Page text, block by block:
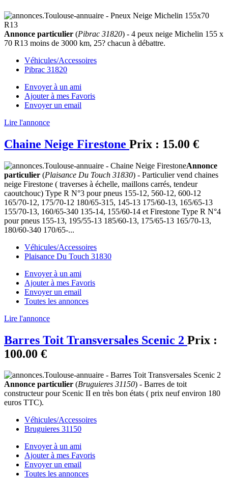
Annonce particulier (Pibrac 31820) - 4 peux neige Michelin 155 x
70 R13 moins de 3000 km, 25? chacun à débattre.
Véhicules/Accessoires
Pibrac 31820
Envoyer à un ami
Ajouter à mes Favoris
Envoyer un email
Lire l'annonce
Chaine Neige Firestone Prix : 15.00 €
Annonce
particulier (Plaisance Du Touch 31830) - Particulier vend chaines
neige Firestone ( traverses à échelle, maillons carrés, tendeur
caoutchouc) Type R N°3 pour pneus 155-12, 560-12, 600-12
165/70-12, 175/70-12 180/65-315, 145-13 175/60-13, 165/65-13
155/70-13, 160/65-340 135-14, 155/60-14 et Firestone Type R N°4
pour pneus 155-13, 195/55-13 185/60-13, 175/65-13 165/70-13,
180/60-340 170/65-...
Véhicules/Accessoires
Plaisance Du Touch 31830
Envoyer à un ami
Ajouter à mes Favoris
Envoyer un email
Toutes les annonces
Lire l'annonce
Barres Toit Transversales Scenic 2 Prix :
100.00 €
Annonce particulier (Bruguieres 31150) - Barres de toit
constructeur pour Scenic II en très bon états ( prix neuf environ 180
euros TTC).
Véhicules/Accessoires
Bruguieres 31150
Envoyer à un ami
Ajouter à mes Favoris
Envoyer un email
Toutes les annonces